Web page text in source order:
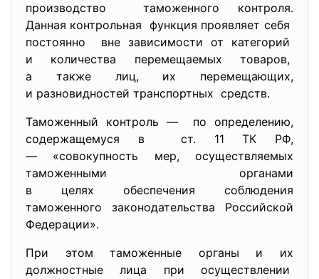
производство таможенного контроля.
Данная контрольная функция проявляет себя
постоянно вне зависимости от категорий
и количества перемещаемых товаров,
а также лиц, их перемещающих,
и разновидностей транспортных средств.
Таможенный контроль — по определению,
содержащемуся в ст. 11 ТК РФ,
— «совокупность мер, осуществляемых
таможенными органами
в целях обеспечения соблюдения
таможенного законодательства Российской
Федерации».
При этом таможенные органы и их
должностные лица при осуществлении